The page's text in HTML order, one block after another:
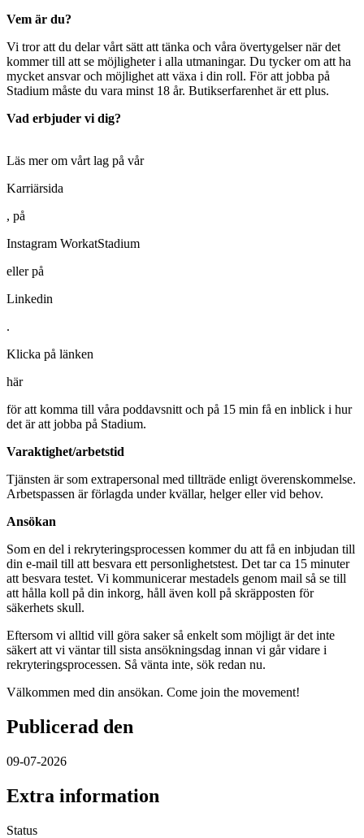
Vem är du?
Vi tror att du delar vårt sätt att tänka och våra övertygelser när det
kommer till att se möjligheter i alla utmaningar. Du tycker om att ha
mycket ansvar och möjlighet att växa i din roll. För att jobba på
Stadium måste du vara minst 18 år. Butikserfarenhet är ett plus.
Vad erbjuder vi dig?
Läs mer om vårt lag på vår
Karriärsida
, på
Instagram WorkatStadium
eller på
Linkedin
.
Klicka på länken
här
för att komma till våra poddavsnitt och på 15 min få en inblick i hur
det är att jobba på Stadium.
Varaktighet/arbetstid
Tjänsten är som extrapersonal med tillträde enligt överenskommelse.
Arbetspassen är förlagda under kvällar, helger eller vid behov.
Ansökan
Som en del i rekryteringsprocessen kommer du att få en inbjudan till
din e-mail till att besvara ett personlighetstest. Det tar ca 15 minuter
att besvara testet. Vi kommunicerar mestadels genom mail så se till
att hålla koll på din inkorg, håll även koll på skräpposten för
säkerhets skull.
Eftersom vi alltid vill göra saker så enkelt som möjligt är det inte
säkert att vi väntar till sista ansökningsdag innan vi går vidare i
rekryteringsprocessen. Så vänta inte, sök redan nu.
Välkommen med din ansökan. Come join the movement!
Publicerad den
09-07-2026
Extra information
Status